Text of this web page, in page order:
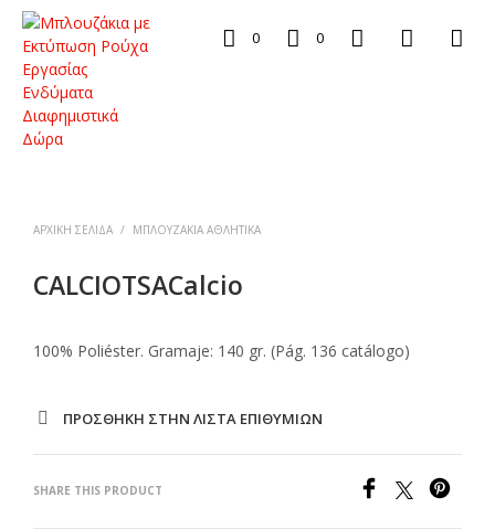
0 0
ΑΡΧΙΚΉ ΣΕΛΊΔΑ / ΜΠΛΟΥΖΆΚΙΑ ΑΘΛΗΤΙΚΆ
CALCIOTSACalcio
100% Poliéster. Gramaje: 140 gr. (Pág. 136 catálogo)
ΠΡΌΣΘΉΚΗ ΣΤΗΝ ΛΊΣΤΑ ΕΠΙΘΥΜΙΏΝ
SHARE THIS PRODUCT